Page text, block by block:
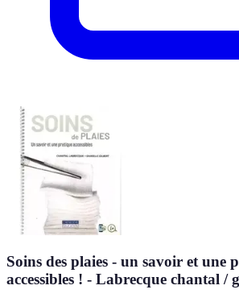
Soins des plaies - un savoir et une
accessibles ! - Labrecque chantal /